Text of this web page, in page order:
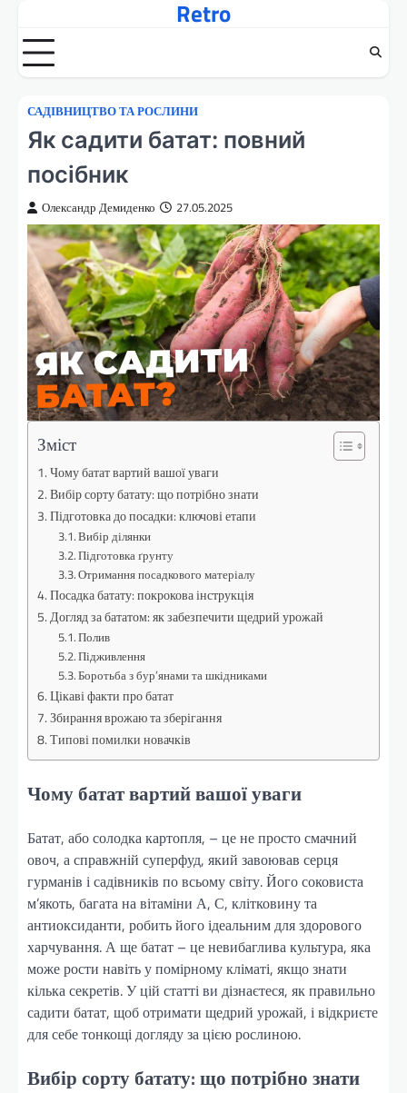
вмісту
Retro
САДІВНИЦТВО ТА РОСЛИНИ
Як садити батат: повний
посібник
Олександр Демиденко 27.05.2025
Зміст
Чому батат вартий вашої уваги
Вибір сорту батату: що потрібно знати
Підготовка до посадки: ключові етапи
Вибір ділянки
Підготовка ґрунту
Отримання посадкового матеріалу
Посадка батату: покрокова інструкція
Догляд за бататом: як забезпечити щедрий урожай
Полив
Підживлення
Боротьба з бур’янами та шкідниками
Цікаві факти про батат
Збирання врожаю та зберігання
Типові помилки новачків
Чому батат вартий вашої уваги
Батат, або солодка картопля, – це не просто смачний
овоч, а справжній суперфуд, який завоював серця
гурманів і садівників по всьому світу. Його соковиста
м’якоть, багата на вітаміни А, С, клітковину та
антиоксиданти, робить його ідеальним для здорового
харчування. А ще батат – це невибаглива культура, яка
може рости навіть у помірному кліматі, якщо знати
кілька секретів. У цій статті ви дізнаєтеся, як правильно
садити батат, щоб отримати щедрий урожай, і відкриєте
для себе тонкощі догляду за цією рослиною.
Вибір сорту батату: що потрібно знати